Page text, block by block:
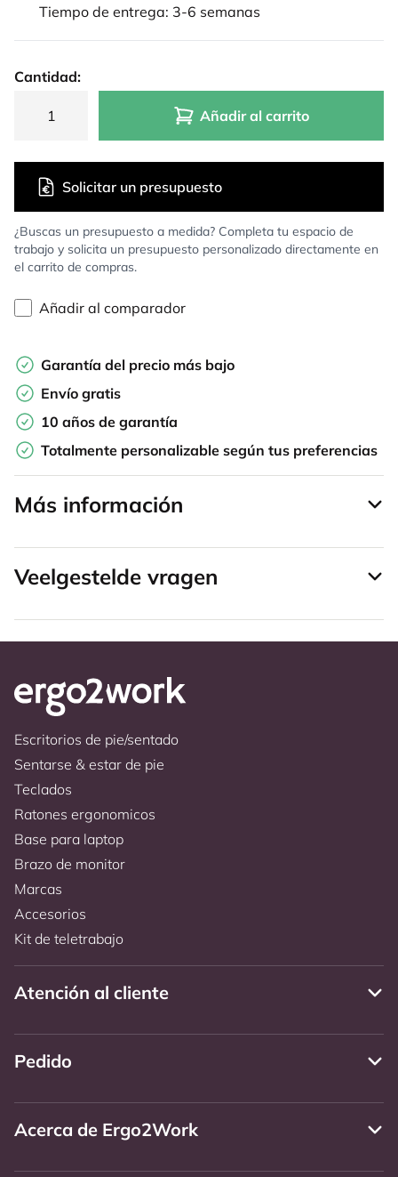
Tiempo de entrega: 3-6 semanas
Cantidad:
Añadir al carrito
¿Buscas un presupuesto a medida? Completa tu espacio de
trabajo y solicita un presupuesto personalizado directamente en
el carrito de compras.
Solicitar un presupuesto
Añadir al comparador
Garantía del precio más bajo
Envío gratis
10 años de garantía
Totalmente personalizable según tus preferencias
Más información
Veelgestelde vragen
Escritorios de pie/sentado
Sentarse & estar de pie
Teclados
Ratones ergonomicos
Base para laptop
Brazo de monitor
Marcas
Accesorios
Kit de teletrabajo
Atención al cliente
Pedido
Acerca de Ergo2Work